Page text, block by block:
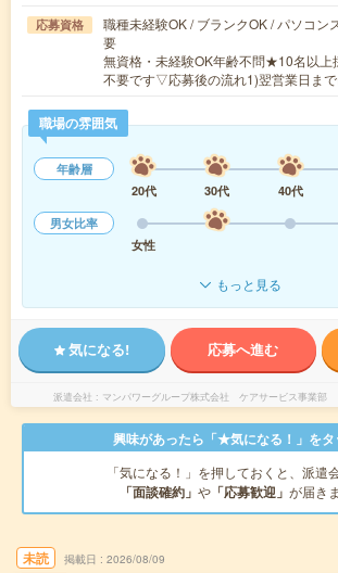
応募資格
職種未経験OK / ブランクOK / パソコン
要
無資格・未経験OK年齢不問★10名以
不要です▽応募後の流れ1)翌営業日ま
職場の雰囲気
年齢層
20代
30代 40代
男女比率
女性
もっと見る
気になる! 応募へ進む
派遣会社 マンパワーグループ株式会社 ケアサービス事業部
興味があったら「★気になる！」をタ
「気になる！」を押しておくと、派遣
「面談確約」 や 「応募歓迎」 が届き
未読 掲載日 2026/08/09